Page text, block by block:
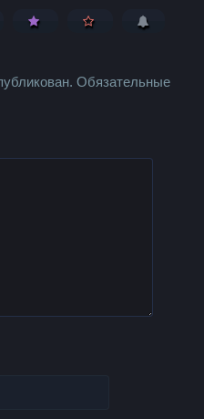
Обязательные